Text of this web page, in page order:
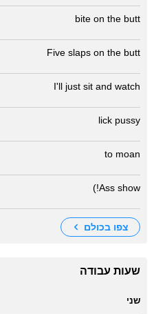
bite on the butt
Five slaps on the butt
I'll just sit and watch
lick pussy
to moan
Ass show!)
צפו בכולם
שעות עבודה
שני